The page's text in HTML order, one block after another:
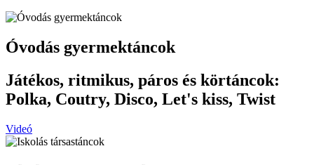
Óvodás gyermektáncok
Játékos, ritmikus, páros és körtáncok:
Polka, Coutry, Disco, Let's kiss, Twist
Videó